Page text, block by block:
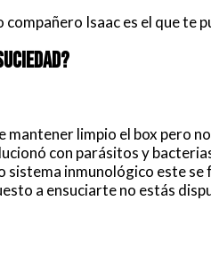
compañero Isaac es el que te
mantener limpio el box pero
con parásitos y
sistema inmunológico este
a ensuciarte no estás